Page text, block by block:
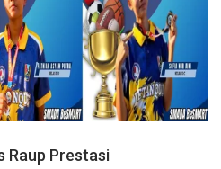
Raup Prestasi